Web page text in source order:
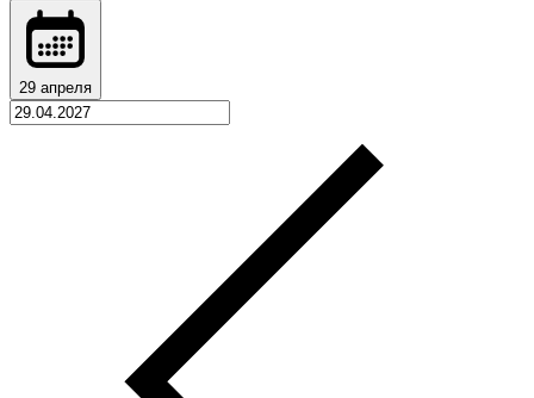
29 апреля